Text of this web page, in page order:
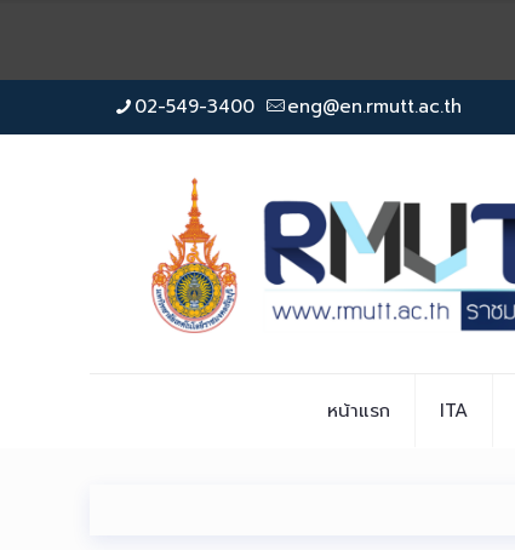
02-549-3400 eng@en.rmutt.ac.th
หน้าแรก ITA